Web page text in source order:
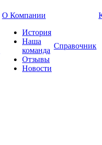
О Компании
История
Наша
команда
Отзывы
Новости
Справочник